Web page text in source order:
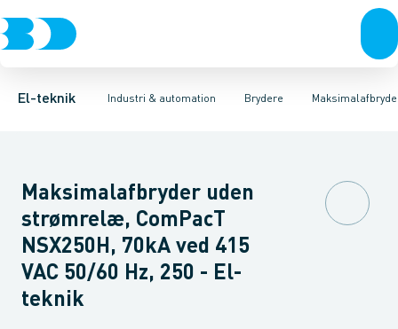
El-teknik Industri & automation
Afbrydere, stikkontakter & lampeudtagForgreningsmateriel
Brydere
Industristiksystemer Frekvensomformere og softstartere
Motorbetjening for effektafbryder Ombygningssæt til
Maksimalafbryder uden
strømrelæ, ComPacT
NSX250H, 70kA ved 415
VAC 50/60 Hz, 250 - El-
teknik